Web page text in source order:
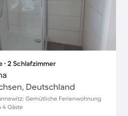
∙ 2 Schlafzimmer
Deutschland
Gemütliche Ferienwohnung
4 Gäste